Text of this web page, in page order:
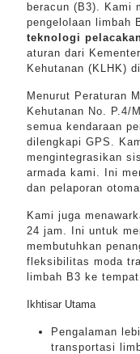
beracun (B3). Kami
pengelolaan limbah
teknologi
aturan dari
Kehutanan (KLHK)
Menurut Peraturan
Kehutanan No. P.4/
semua kendaraan
dilengkapi GPS.
mengintegrasikan
armada kami. Ini
dan pelaporan
Kami juga
24 jam. Ini untuk
membutuhkan
fleksibilitas moda
limbah B3 ke
Ikhtisar Utama
Pengalaman
transportasi